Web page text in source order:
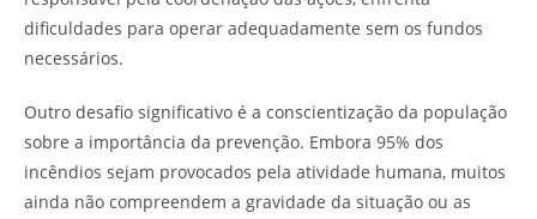
dificuldades para operar adequadamente sem os fundos
necessários.
Outro desafio significativo é a conscientização da população
sobre a importância da prevenção. Embora 95% dos
incêndios sejam provocados pela atividade humana, muitos
ainda não compreendem a gravidade da situação ou as